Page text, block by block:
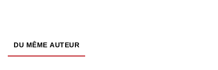
DU MÊME AUTEUR